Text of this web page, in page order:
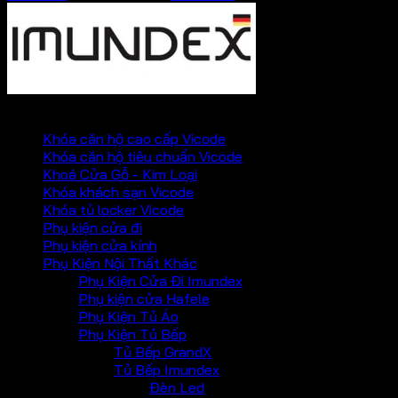
Khóa căn hộ cao cấp Vicode
Khóa căn hộ tiêu chuẩn Vicode
Khoá Cửa Gỗ - Kim Loại
Khóa khách sạn Vicode
Khóa tủ locker Vicode
Phụ kiện cửa đi
Phụ kiện cửa kính
Phụ Kiện Nội Thất Khác
Phụ Kiện Cửa Đi Imundex
Phụ kiện cửa Hafele
Phụ Kiện Tủ Áo
Phụ Kiện Tủ Bếp
Tủ Bếp GrandX
Tủ Bếp Imundex
Đèn Led